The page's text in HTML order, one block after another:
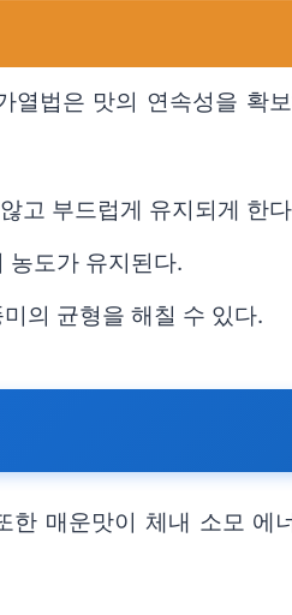
열법은 맛의 연속성을 확
고 부드럽게 유지되게 한
농도가 유지된다.
의 균형을 해칠 수 있다.
한 매운맛이 체내 소모 에